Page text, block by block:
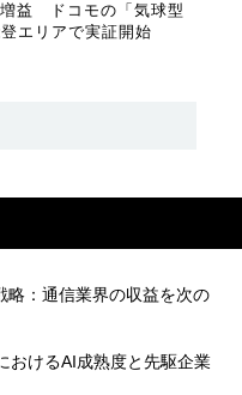
益 ドコモの「気球型
エリアで実証開始
略：通信業界の収益を次の
おけるAI成熟度と先駆企業